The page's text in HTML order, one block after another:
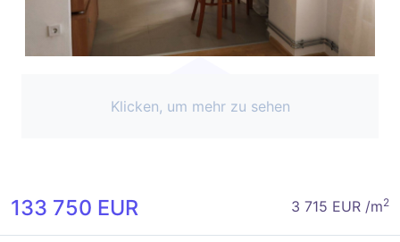
Klicken, um mehr zu sehen
133 750 EUR 3 715 EUR /m2